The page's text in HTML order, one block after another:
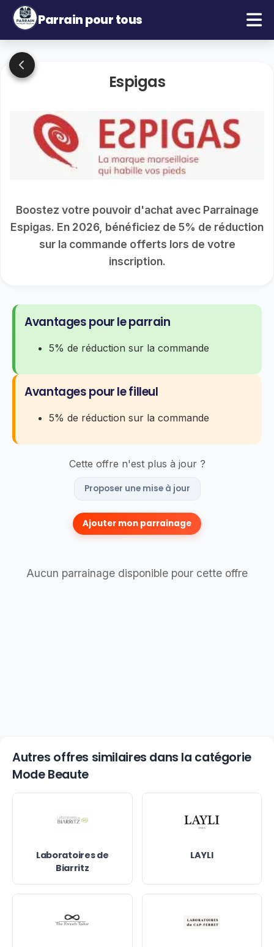
Parrain pour tous
Espigas
Boostez votre pouvoir d'achat avec Parrainage
Espigas. En 2026, bénéficiez de 5% de réduction
sur la commande offerts lors de votre
inscription.
Avantages pour le parrain
5% de réduction sur la commande
Avantages pour le filleul
5% de réduction sur la commande
Cette offre n'est plus à jour ?
Proposer une mise à jour
Ajouter mon parrainage
Aucun parrainage disponible pour cette offre
Autres offres similaires dans la catégorie
Mode Beaute
Laboratoires de
Biarritz
LAYLI